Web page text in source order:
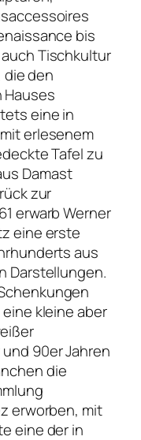
bis
Tischkultur
die den
eine in
erlesenem
Tafel zu
Damast
zur
erwarb Werner
eine erste
aus
Darstellungen.
kleine aber
90er Jahren
die
erworben, mit
eine der in